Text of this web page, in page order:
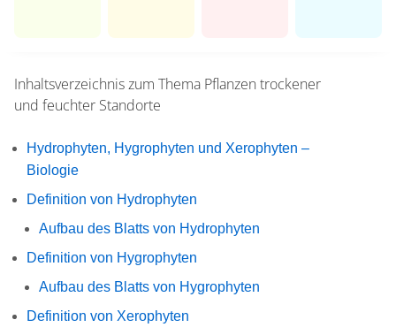
Inhaltsverzeichnis zum Thema Pflanzen trockener
und feuchter Standorte
Hydrophyten, Hygrophyten und Xerophyten –
Biologie
Definition von Hydrophyten
Aufbau des Blatts von Hydrophyten
Definition von Hygrophyten
Aufbau des Blatts von Hygrophyten
Definition von Xerophyten